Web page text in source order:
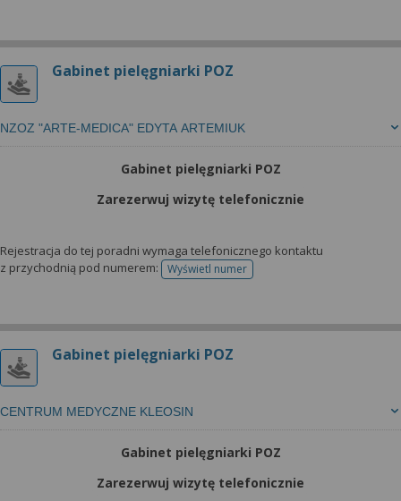
Gabinet pielęgniarki POZ
NZOZ "ARTE-MEDICA" EDYTA ARTEMIUK
Gabinet pielęgniarki POZ
Zarezerwuj wizytę telefonicznie
Rejestracja do tej poradni wymaga telefonicznego kontaktu
z przychodnią pod numerem:
Wyświetl numertelefonu do rejestracji
Gabinet pielęgniarki POZ
CENTRUM MEDYCZNE KLEOSIN
Gabinet pielęgniarki POZ
Zarezerwuj wizytę telefonicznie